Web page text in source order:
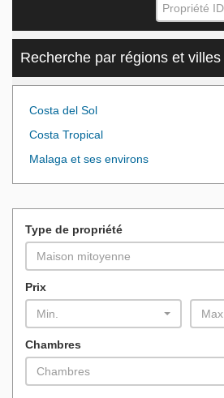
Recherche par régions et villes
Costa del Sol
Costa Tropical
Malaga et ses environs
Type de propriété
Maison mitoyenne
Prix
Min. Max.
Chambres
Chambres